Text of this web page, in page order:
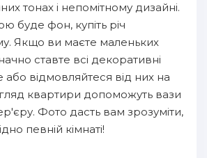
тонах і непомітному дизайні.
буде фон, купіть річ
Якщо ви маєте маленьких
ставте всі декоративні
відмовляйтеся від них на
квартири допоможуть вази
Фото дасть вам зрозуміти,
певній кімнаті!